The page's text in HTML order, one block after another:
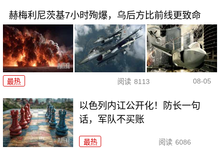
赫梅利尼茨基7小时殉爆，乌后方比前线更致命
最热 阅读 8113 08-05
以色列内讧公开化！防长一句
话，军队不买账
最热 阅读 6086